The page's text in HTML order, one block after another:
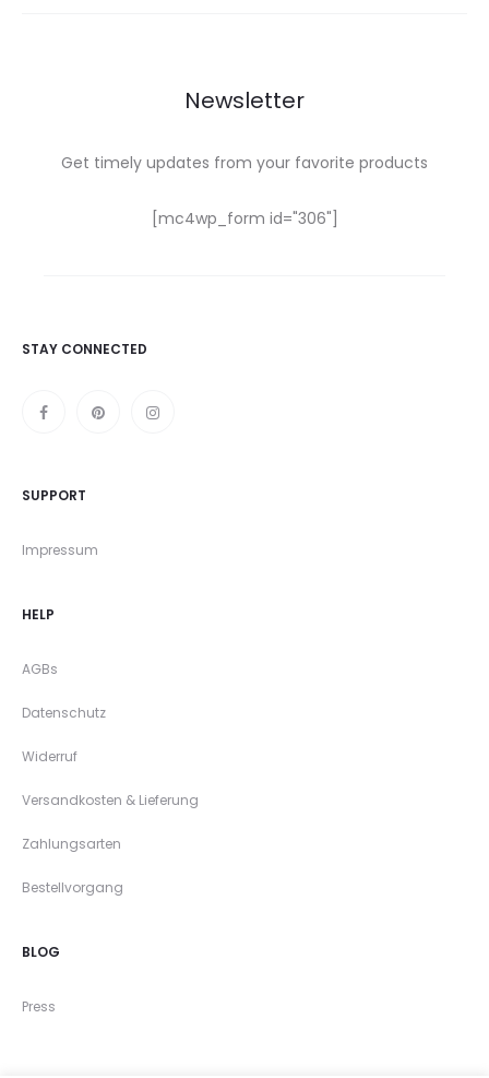
Newsletter
Get timely updates from your favorite products
[mc4wp_form id="306"]
STAY CONNECTED
SUPPORT
Impressum
HELP
AGBs
Datenschutz
Widerruf
Versandkosten & Lieferung
Zahlungsarten
Bestellvorgang
BLOG
Press